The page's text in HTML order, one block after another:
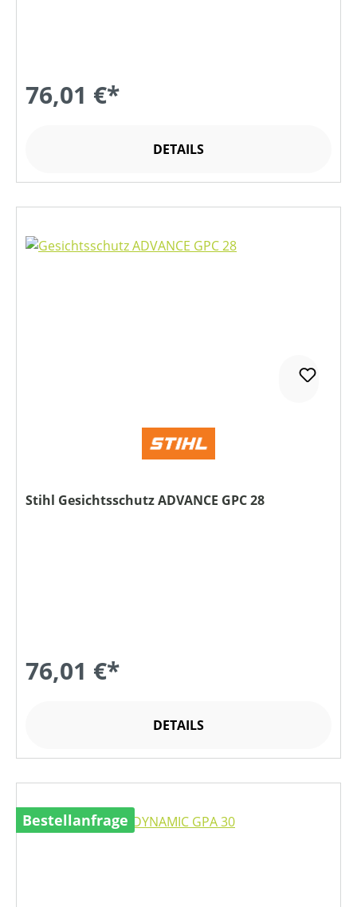
76,01 €*
DETAILS
Stihl Gesichtsschutz ADVANCE GPC 28
76,01 €*
DETAILS
Bestellanfrage